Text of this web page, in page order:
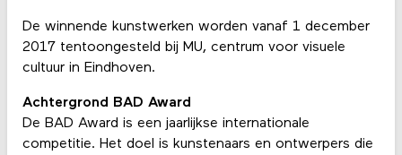
De winnende kunstwerken worden vanaf 1 december
2017 tentoongesteld bij MU, centrum voor visuele
cultuur in Eindhoven.
Achtergrond BAD Award
De BAD Award is een jaarlijkse internationale
competitie. Het doel is kunstenaars en ontwerpers die